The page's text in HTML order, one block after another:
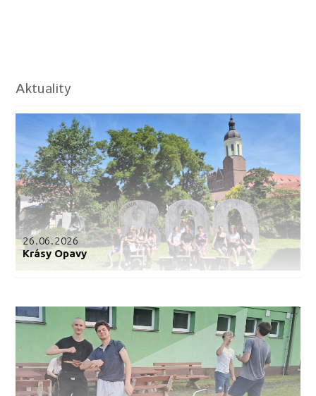
Aktuality
26.06.2026
Krásy Opavy